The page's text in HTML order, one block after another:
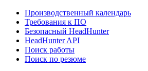
Производственный календарь
Требования к ПО
Безопасный HeadHunter
HeadHunter API
Поиск работы
Поиск по резюме